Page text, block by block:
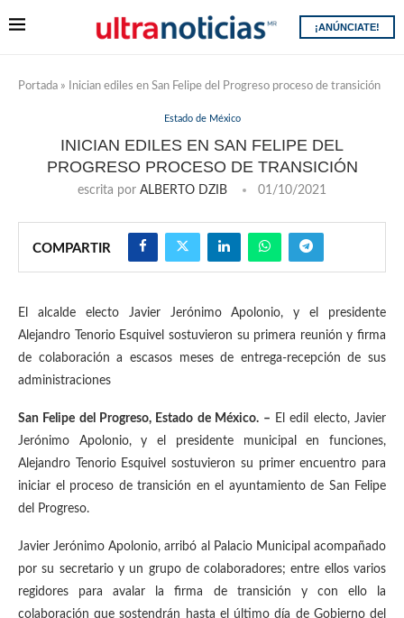
¡ANÚNCIATE!
Portada » Inician ediles en San Felipe del Progreso proceso de transición
Estado de México
INICIAN EDILES EN SAN FELIPE DEL
PROGRESO PROCESO DE TRANSICIÓN
escrita por ALBERTO DZIB 01/10/2021
COMPARTIR
El alcalde electo Javier Jerónimo Apolonio, y el presidente
Alejandro Tenorio Esquivel sostuvieron su primera reunión y firma
de colaboración a escasos meses de entrega-recepción de sus
administraciones
San Felipe del Progreso, Estado de México. – El edil electo, Javier
Jerónimo Apolonio, y el presidente municipal en funciones,
Alejandro Tenorio Esquivel sostuvieron su primer encuentro para
iniciar el proceso de transición en el ayuntamiento de San Felipe
del Progreso.
Javier Jerónimo Apolonio, arribó al Palacio Municipal acompañado
por su secretario y un grupo de colaboradores; entre ellos varios
regidores para avalar la firma de transición y con ello la
colaboración que sostendrán hasta el último día de Gobierno del